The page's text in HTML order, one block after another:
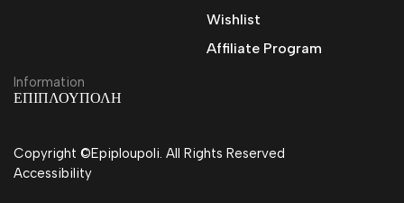
Wishlist
Affiliate Program
Information
ΕΠΙΠΛΟΥΠΟΛΗ
Copyright ©Epiploupoli. All Rights Reserved
Accessibility